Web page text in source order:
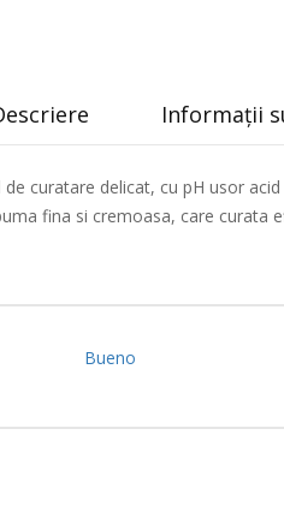
Informații
curatare delicat, cu pH usor
fina si cremoasa, care
Bueno